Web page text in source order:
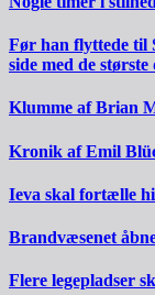
Før han flyttede til
side med de
Klumme af Brian
Kronik af Emil
Ieva skal fortælle
Brandvæsenet
Flere legepladser